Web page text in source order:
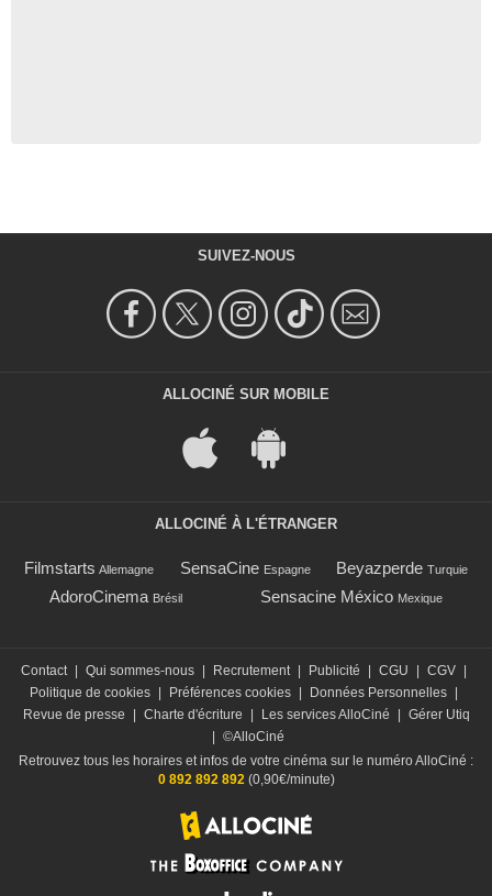
SUIVEZ-NOUS
ALLOCINÉ SUR MOBILE
ALLOCINÉ À L'ÉTRANGER
Filmstarts Allemagne SensaCine Espagne Beyazperde Turquie
AdoroCinema Brésil Sensacine México Mexique
Contact | Qui sommes-nous | Recrutement | Publicité | CGU | CGV |
Politique de cookies | Préférences cookies | Données Personnelles |
Revue de presse
| Charte d'écriture | Les services AlloCiné | Gérer Utiq
| ©AlloCiné
Retrouvez tous les horaires et infos de votre cinéma sur le numéro AlloCiné :
0 892 892 892 (0,90€/minute)